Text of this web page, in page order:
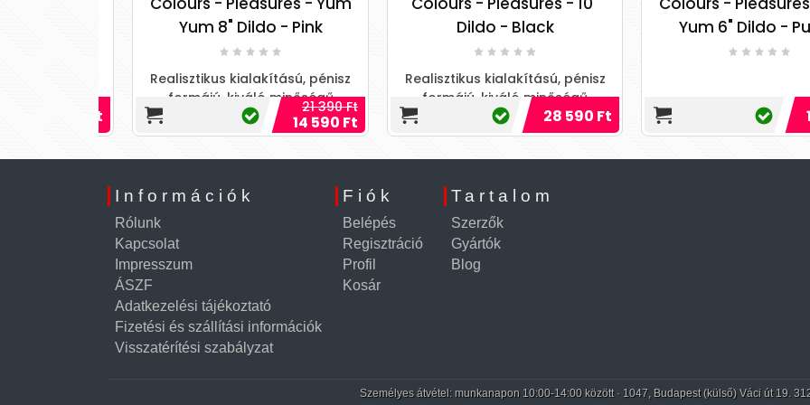
Yum 8" Dildo - Pink
Realisztikus kialakítású, pénisz
formájú, kiváló minőségű
szilikonból készített, erezett
felületű, motor nélküli di...
21 390 Ft
14 590 Ft
Dildo - Black
Realisztikus kialakítású, pénisz
formájú, kiváló minőségű
szilikonból készített, erezett
felületű, herékkel kiegész...
28 590 Ft
Yum 6" Dildo -
11
Információk
Rólunk
Kapcsolat
Impresszum
ÁSZF
Adatkezelési tájékoztató
Fizetési és szállítási információk
Visszatérítési szabályzat
Fiók
Belépés
Regisztráció
Profil
Kosár
Tartalom
Szerzők
Gyártók
Blog
Személyes átvétel: munkanapon 10:00-14:00 között · 1047, Budapest (külső) Váci út 19.